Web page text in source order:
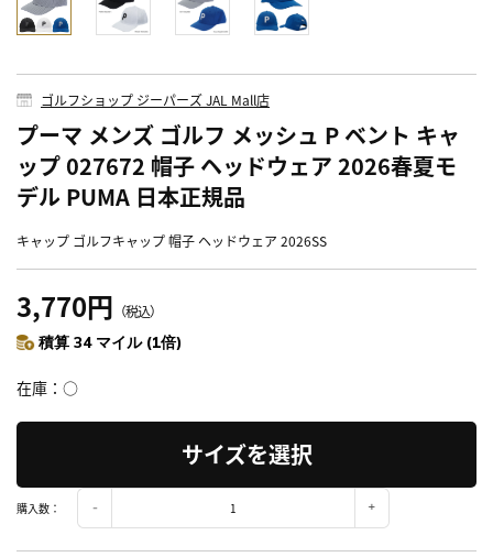
ゴルフショップ ジーパーズ JAL Mall店
プーマ メンズ ゴルフ メッシュ P ベント キャ
ップ 027672 帽子 ヘッドウェア 2026春夏モ
デル PUMA 日本正規品
キャップ ゴルフキャップ 帽子 ヘッドウェア 2026SS
3,770円 （税込）
積算 34 マイル (1倍)
在庫 ○
サイズを選択
購入数：